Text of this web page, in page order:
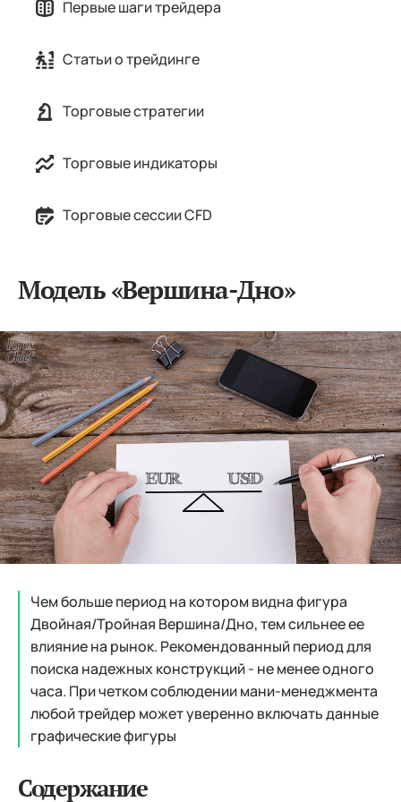
Первые шаги трейдера
Статьи о трейдинге
Торговые стратегии
Торговые индикаторы
Торговые сессии CFD
Модель «Вершина-Дно»
Чем больше период на котором видна фигура
Двойная/Тройная Вершина/Дно, тем сильнее ее
влияние на рынок. Рекомендованный период для
поиска надежных конструкций - не менее одного
часа. При четком соблюдении мани-менеджмента
любой трейдер может уверенно включать данные
графические фигуры
Содержание